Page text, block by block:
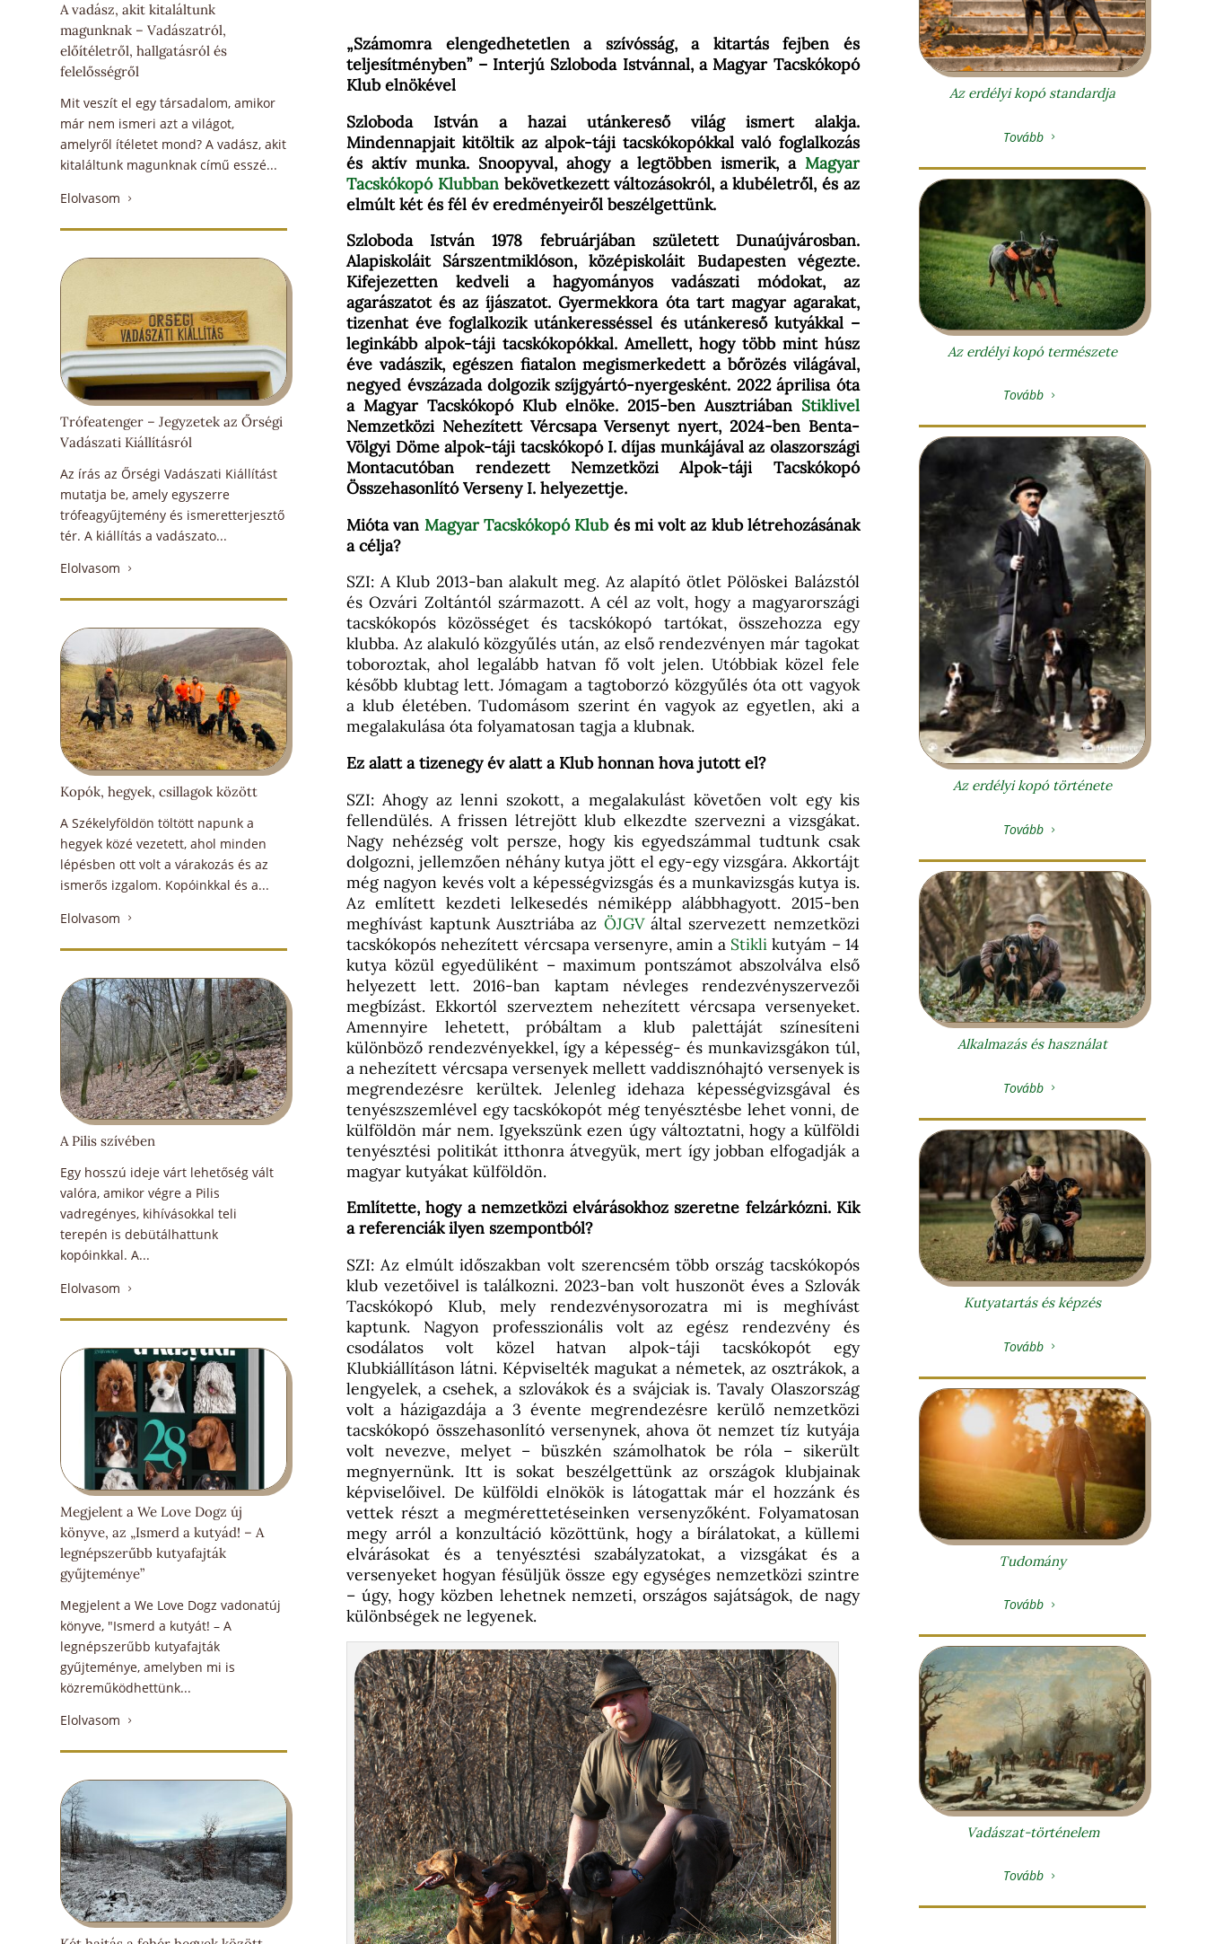
A vadász, akit kitaláltunk
magunknak – Vadászatról,
előítéletről, hallgatásról és
felelősségről
Mit veszít el egy társadalom, amikor
már nem ismeri azt a világot,
amelyről ítéletet mond? A vadász, akit
kitaláltunk magunknak című esszé...
Elolvasom
5
Trófeatenger – Jegyzetek az Őrségi
Vadászati Kiállításról
Az írás az Őrségi Vadászati Kiállítást
mutatja be, amely egyszerre
trófeagyűjtemény és ismeretterjesztő
tér. A kiállítás a vadászato...
Elolvasom
5
Kopók, hegyek, csillagok között
A Székelyföldön töltött napunk a
hegyek közé vezetett, ahol minden
lépésben ott volt a várakozás és az
ismerős izgalom. Kopóinkkal és a...
Elolvasom
5
A Pilis szívében
Egy hosszú ideje várt lehetőség vált
valóra, amikor végre a Pilis
vadregényes, kihívásokkal teli
terepén is debütálhattunk
kopóinkkal. A...
Elolvasom
5
Megjelent a We Love Dogz új
könyve, az „Ismerd a kutyád! – A
legnépszerűbb kutyafajták
gyűjteménye”
Megjelent a We Love Dogz vadonatúj
könyve, "Ismerd a kutyát! – A
legnépszerűbb kutyafajták
gyűjteménye, amelyben mi is
közreműködhettünk...
Elolvasom
5
„Számomra elengedhetetlen a szívósság, a kitartás fejben és
teljesítményben” – Interjú Szloboda Istvánnal, a Magyar Tacskókopó
Klub elnökével
Szloboda István a hazai utánkereső világ ismert alakja.
Mindennapjait kitöltik az alpok-táji tacskókopókkal való foglalkozás
és aktív munka. Snoopyval, ahogy a legtöbben ismerik, a Magyar
Tacskókopó Klubbanbekövetkezett változásokról, a klubéletről, és az
elmúlt két és fél év eredményeiről beszélgettünk.
Szloboda István
1978 februárjában született Dunaújvárosban.
Alapiskoláit Sárszentmiklóson, középiskoláit Budapesten végezte.
Kifejezetten kedveli a hagyományos vadászati módokat, az
agarászatot és az íjászatot. Gyermekkora óta tart magyar agarakat,
tizenhat éve foglalkozik utánkeresséssel és utánkereső kutyákkal –
leginkább alpok-táji tacskókopókkal. Amellett, hogy több mint húsz
éve vadászik, egészen fiatalon megismerkedett a bőrözés világával,
negyed évszázada dolgozik szíjgyártó-nyergesként. 2022 áprilisa óta
a Magyar Tacskókopó Klub elnöke. 2015-ben Ausztriában Stiklivel
Nemzetközi Nehezített Vércsapa Versenyt nyert, 2024-ben Benta-
Völgyi Döme alpok-táji tacskókopó I. díjas munkájával az olaszországi
Montacutóban rendezett Nemzetközi Alpok-táji Tacskókopó
Összehasonlító Verseny I. helyezettje.
Mióta van Magyar Tacskókopó Klubés mi volt az klub létrehozásának
a célja?
SZI: A Klub 2013-ban alakult meg. Az alapító ötlet Pölöskei Balázstól
és Ozvári Zoltántól származott. A cél az volt, hogy a magyarországi
tacskókopós közösséget és tacskókopó tartókat, összehozza egy
klubba. Az alakuló közgyűlés után, az első rendezvényen már tagokat
toboroztak, ahol legalább hatvan fő volt jelen. Utóbbiak közel fele
később klubtag lett. Jómagam a tagtoborzó közgyűlés óta ott vagyok
a klub életében. Tudomásom szerint én vagyok az egyetlen, aki a
megalakulása óta folyamatosan tagja a klubnak.
Ez alatt a tizenegy év alatt a Klub honnan hova jutott el?
SZI: Ahogy az lenni szokott, a megalakulást követően volt egy kis
fellendülés. A frissen létrejött klub elkezdte szervezni a vizsgákat.
Nagy nehézség volt persze, hogy kis egyedszámmal tudtunk csak
dolgozni, jellemzően néhány kutya jött el egy-egy vizsgára. Akkortájt
még nagyon kevés volt a képességvizsgás és a munkavizsgás kutya is.
Az említett kezdeti lelkesedés némiképp alábbhagyott. 2015-ben
meghívást kaptunk Ausztriába az ÖJGVáltal szervezett nemzetközi
tacskókopós nehezített vércsapa versenyre, amin a Stikli kutyám – 14
kutya közül egyedüliként – maximum pontszámot abszolválva első
helyezett lett. 2016-ban kaptam névleges rendezvényszervezői
megbízást. Ekkortól szerveztem nehezített vércsapa versenyeket.
Amennyire lehetett, próbáltam a klub palettáját színesíteni
különböző rendezvényekkel, így a képesség- és munkavizsgákon túl,
a nehezített vércsapa versenyek mellett vaddisznóhajtó versenyek is
megrendezésre kerültek. Jelenleg idehaza képességvizsgával és
tenyészszemlével egy tacskókopót még tenyésztésbe lehet vonni, de
külföldön már nem. Igyekszünk ezen úgy változtatni, hogy a külföldi
tenyésztési politikát itthonra átvegyük, mert így jobban elfogadják a
magyar kutyákat külföldön.
Említette, hogy a nemzetközi elvárásokhoz szeretne felzárkózni. Kik
a referenciák ilyen szempontból?
SZI: Az elmúlt időszakban volt szerencsém több ország tacskókopós
klub vezetőivel is találkozni. 2023-ban volt huszonöt éves a Szlovák
Tacskókopó Klub, mely rendezvénysorozatra mi is meghívást
kaptunk. Nagyon professzionális volt az egész rendezvény és
csodálatos volt közel hatvan alpok-táji tacskókopót egy
Klubkiállításon látni. Képviselték magukat a németek, az osztrákok, a
lengyelek, a csehek, a szlovákok és a svájciak is. Tavaly Olaszország
volt a házigazdája a 3 évente megrendezésre kerülő nemzetközi
tacskókopó összehasonlító versenynek, ahova öt nemzet tíz kutyája
volt nevezve, melyet – büszkén számolhatok be róla – sikerült
megnyernünk. Itt is sokat beszélgettünk az országok klubjainak
képviselőivel. De külföldi elnökök is látogattak már el hozzánk és
vettek részt a megmérettetéseinken versenyzőként. Folyamatosan
megy arról a konzultáció közöttünk, hogy a bírálatokat, a küllemi
elvárásokat és a tenyésztési szabályzatokat, a vizsgákat és a
versenyeket hogyan fésüljük össze egy egységes nemzetközi szintre
– úgy, hogy közben lehetnek nemzeti, országos sajátságok, de nagy
különbségek ne legyenek.
Az erdélyi kopó standardja
Tovább 5
Az erdélyi kopó természete
Tovább 5
Az erdélyi kopó története
Tovább 5
Alkalmazás és használat
Tovább 5
Kutyatartás és képzés
Tovább 5
Tudomány
Tovább 5
Vadászat-történelem
Tovább 5